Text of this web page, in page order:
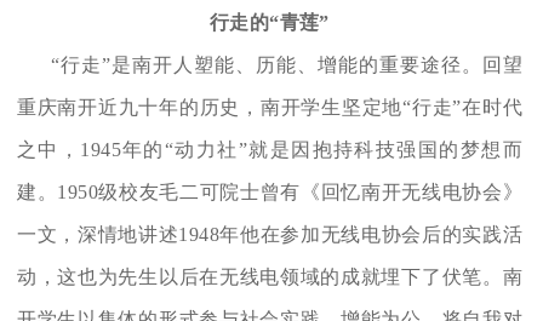
行走的“青莲”
“行走”是南开人塑能、历能、增能的重要途径。回望
重庆南开近九十年的历史，南开学生坚定地“行走”在时代
之中，1945年的“动力社”就是因抱持科技强国的梦想而
建。1950级校友毛二可院士曾有《回忆南开无线电协会》
一文，深情地讲述1948年他在参加无线电协会后的实践活
动，这也为先生以后在无线电领域的成就埋下了伏笔。南